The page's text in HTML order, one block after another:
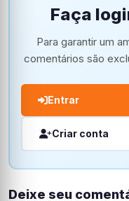
Faça
Para garantir um
comentários são
Entrar
Criar conta
Deixe seu